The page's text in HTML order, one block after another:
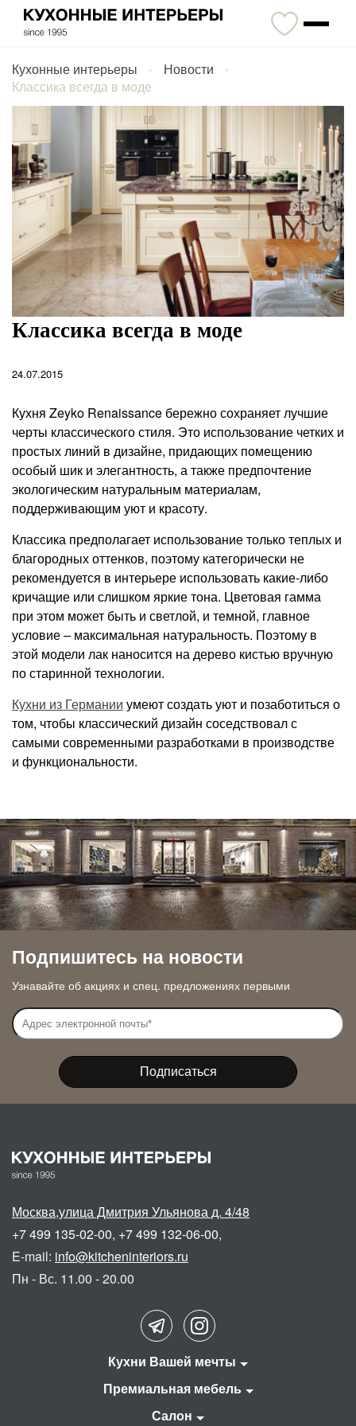
Кухонные интерьеры
Новости
Классика всегда в моде
Классика всегда в моде
24.07.2015
Кухня Zeyko Renaissance бережно сохраняет лучшие
черты классического стиля. Это использование четких и
простых линий в дизайне, придающих помещению
особый шик и элегантность, а также предпочтение
экологическим натуральным материалам,
поддерживающим уют и красоту.
Классика предполагает использование только теплых и
благородных оттенков, поэтому категорически не
рекомендуется в интерьере использовать какие-либо
кричащие или слишком яркие тона. Цветовая гамма
при этом может быть и светлой, и темной, главное
условие – максимальная натуральность. Поэтому в
этой модели лак наносится на дерево кистью вручную
по старинной технологии.
Кухни из Германии умеют создать уют и позаботиться о
том, чтобы классический дизайн соседствовал с
самыми современными разработками в производстве
и функциональности.
Подпишитесь на новости
Узнавайте об акциях и спец. предложениях первыми
Москва,улица Дмитрия Ульянова д. 4/48
+7 499 135-02-00, +7 499 132-06-00,
E-mail: info@kitcheninteriors.ru
Пн - Вс. 11.00 - 20.00
Кухни Вашей мечты
Премиальная мебель
Салон